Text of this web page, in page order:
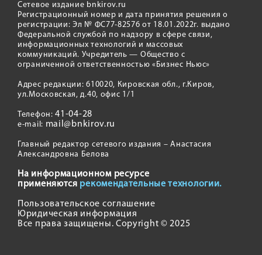
Сетевое издание bnkirov.ru
Регистрационный номер и дата принятия решения о
регистрации: Эл № ФС77-82576 от 18.01.2022г. выдано
Федеральной службой по надзору в сфере связи,
информационных технологий и массовых
коммуникаций. Учредитель — Общество с
ограниченной ответственностью «Бизнес Ньюс»
Адрес редакции: 610020, Кировская обл., г.Киров,
ул.Московская, д.40, офис 1/1
Телефон:41-04-28
e-mail: mail@bnkirov.ru
Главный редактор сетевого издания – Анастасия
Александровна Белова
На информационном ресурсе
применяются рекомендательные технологии.
Пользовательское соглашение
Юридическая информация
Все права защищены. Copyright © 2025